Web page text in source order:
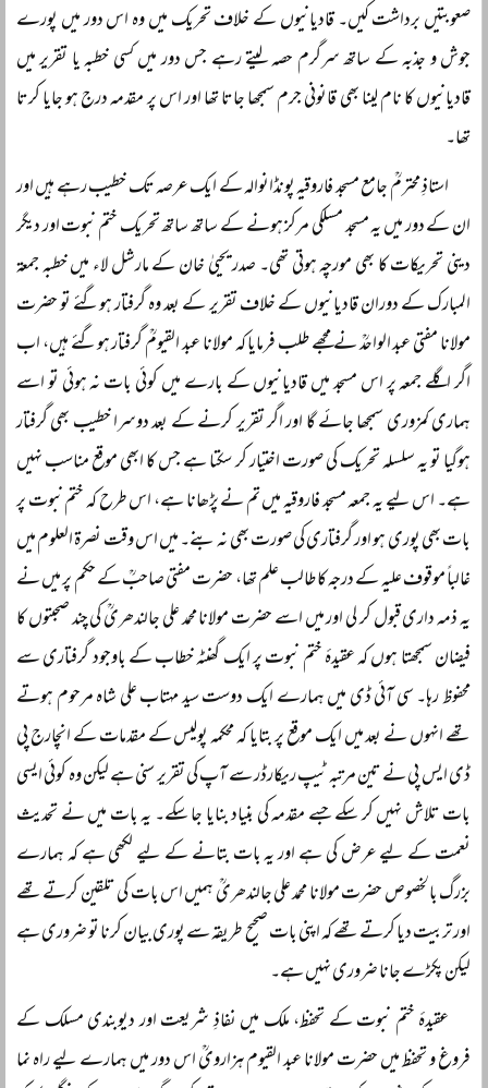
صعوبتیں برداشت کیں۔ قادیانیوں کے خلاف تحریک میں وہ اس دور میں پورے
جوش و جذبہ کے ساتھ سرگرم حصہ لیتے رہے جس دور میں کسی خطبہ یا تقریر میں
قادیانیوں کا نام لینا بھی قانونی جرم سمجھا جاتا تھا اور اس پر مقدمہ درج ہو جایا کرتا
تھا۔
استاذِ محترمؒ جامع مسجد فاروقیہ پونڈانوالہ کے ایک عرصہ تک خطیب رہے ہیں اور
ان کے دور میں یہ مسجد مسلکی مرکز ہونے کے ساتھ ساتھ تحریک ختم نبوت اور دیگر
دینی تحریکات کا بھی مورچہ ہوتی تھی۔ صدر یحییٰ خان کے مارشل لاء میں خطبہ جمعۃ
المبارک کے دوران قادیانیوں کے خلاف تقریر کے بعد وہ گرفتار ہوگئے تو حضرت
مولانا مفتی عبد الواحدؒ نے مجھے طلب فرمایا کہ مولانا عبد القیومؒ گرفتار ہوگئے ہیں، اب
اگر اگلے جمعہ پر اس مسجد میں قادیانیوں کے بارے میں کوئی بات نہ ہوئی تو اسے
ہماری کمزوری سمجھا جائے گا اور اگر تقریر کرنے کے بعد دوسرا خطیب بھی گرفتار
ہوگیا تو یہ سلسلہ تحریک کی صورت اختیار کر سکتا ہے جس کا ابھی موقع مناسب نہیں
ہے۔ اس لیے یہ جمعہ مسجد فاروقیہ میں تم نے پڑھانا ہے، اس طرح کہ ختم نبوت پر
بات بھی پوری ہو اور گرفتاری کی صورت بھی نہ بنے۔ میں اس وقت نصرۃ العلوم میں
غالباً موقوف علیہ کے درجہ کا طالب علم تھا، حضرت مفتی صاحبؒ کے حکم پر میں نے
یہ ذمہ داری قبول کر لی اور میں اسے حضرت مولانا محمد علی جالندھریؒ کی چند صحبتوں کا
فیضان سمجھتا ہوں کہ عقیدۂ ختم نبوت پر ایک گھنٹہ خطاب کے باوجود گرفتاری سے
محفوظ رہا۔ سی آئی ڈی میں ہمارے ایک دوست سید مہتاب علی شاہ مرحوم ہوتے
تھے انہوں نے بعد میں ایک موقع پر بتایا کہ محکمہ پولیس کے مقدمات کے انچارج پی
ڈی ایس پی نے تین مرتبہ ٹیپ ریکارڈر سے آپ کی تقریر سنی ہے لیکن وہ کوئی ایسی
بات تلاش نہیں کر سکے جسے مقدمہ کی بنیاد بنایا جا سکے۔ یہ بات میں نے تحدیث
نعمت کے لیے عرض کی ہے اور یہ بات بتانے کے لیے لکھی ہے کہ ہمارے
بزرگ بالخصوص حضرت مولانا محمد علی جالندھریؒ ہمیں اس بات کی تلقین کرتے تھے
اور تربیت دیا کرتے تھے کہ اپنی بات صحیح طریقہ سے پوری بیان کرنا تو ضروری ہے
لیکن پکڑے جانا ضروری نہیں ہے۔
عقیدۂ ختم نبوت کے تحفظ، ملک میں نفاذِ شریعت اور دیوبندی مسلک کے
فروغ و تحفظ میں حضرت مولانا عبد القیوم ہزارویؒ اس دور میں ہمارے لیے راہ نما